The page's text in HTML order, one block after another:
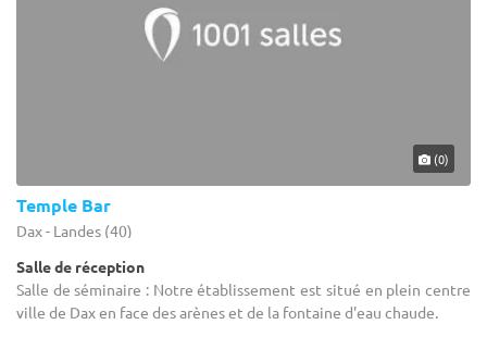
(0)
Temple Bar
Dax - Landes (40)
Salle de réception
Salle de séminaire : Notre établissement est situé en plein centre
ville de Dax en face des arènes et de la fontaine d'eau chaude.